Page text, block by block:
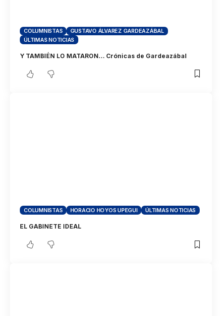
COLUMNISTAS
GUSTAVO ÁLVAREZ GARDEAZÁBAL
ÚLTIMAS NOTICIAS
Y TAMBIÉN LO MATARON… Crónicas de Gardeazábal
COLUMNISTAS HORACIO HOYOS UPEGUI ÚLTIMAS NOTICIAS
EL GABINETE IDEAL